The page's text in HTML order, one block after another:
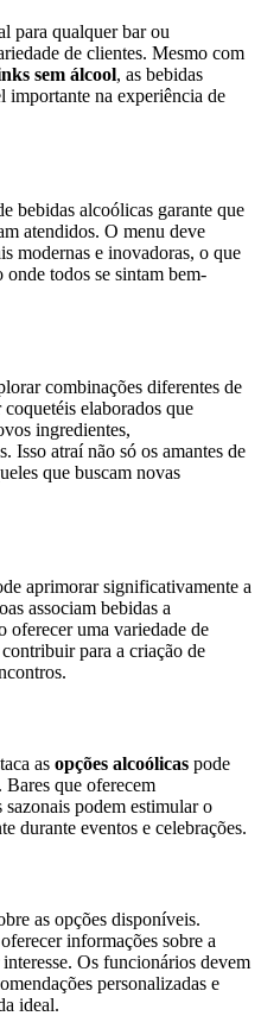
para qualquer bar ou
de clientes. Mesmo com
sem álcool, as bebidas
importante na experiência de
bebidas alcoólicas garante que
atendidos. O menu deve
modernas e inovadoras, o que
todos se sintam bem-
combinações diferentes de
elaborados que
ingredientes,
Isso atraí não só os amantes de
que buscam novas
aprimorar significativamente a
associam bebidas a
oferecer uma variedade de
para a criação de
as opções alcoólicas pode
Bares que oferecem
podem estimular o
durante eventos e celebrações.
as opções disponíveis.
informações sobre a
Os funcionários devem
personalizadas e
ideal.